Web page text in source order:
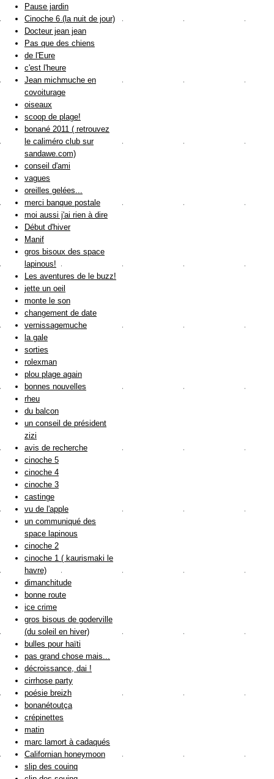
Pause jardin
Cinoche 6 (la nuit de jour)
Docteur jean jean
Pas que des chiens
de l'Eure
c'est l'heure
Jean michmuche en
covoiturage
oiseaux
scoop de plage!
bonané 2011 ( retrouvez
le caliméro club sur
sandawe.com)
conseil d'ami
vagues
oreilles gelées...
merci banque postale
moi aussi j'ai rien à dire
Début d'hiver
Manif
gros bisoux des space
lapinous!
Les aventures de le buzz!
jette un oeil
monte le son
changement de date
vernissagemuche
la gale
sorties
rolexman
plou plage again
bonnes nouvelles
rheu
du balcon
un conseil de président
zizi
avis de recherche
cinoche 5
cinoche 4
cinoche 3
castinge
vu de l'apple
un communiqué des
space lapinous
cinoche 2
cinoche 1 ( kaurismaki le
havre)
dimanchitude
bonne route
ice crime
gros bisous de goderville
(du soleil en hiver)
bulles pour haïti
pas grand chose mais...
décroissance, dai !
cirrhose party
poésie breizh
bonanétoutça
crépinettes
matin
marc lamort à cadaqués
Californian honeymoon
slip des couinq